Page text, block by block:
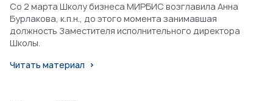
Со 2 марта Школу бизнеса МИРБИС возглавила Анна
Бурлакова, к.п.н., до этого момента занимавшая
должность Заместителя исполнительного директора
Школы.
Читать материал